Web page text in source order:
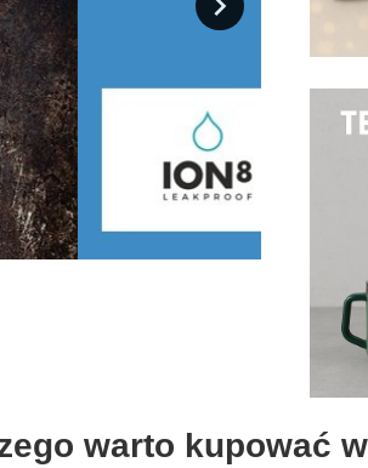
warto kupować